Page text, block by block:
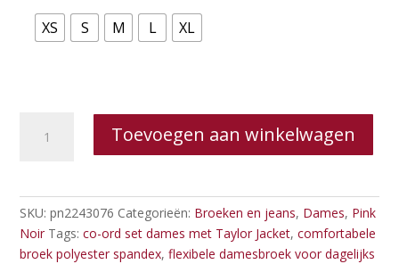
XS S M L XL
Toevoegen aan winkelwagen
SKU:pn2243076 Categorieën: Broeken en jeans, Dames, Pink
Noir Tags:co-ord set dames met Taylor Jacket,comfortabele
broek polyester spandex,flexibele damesbroek voor dagelijks